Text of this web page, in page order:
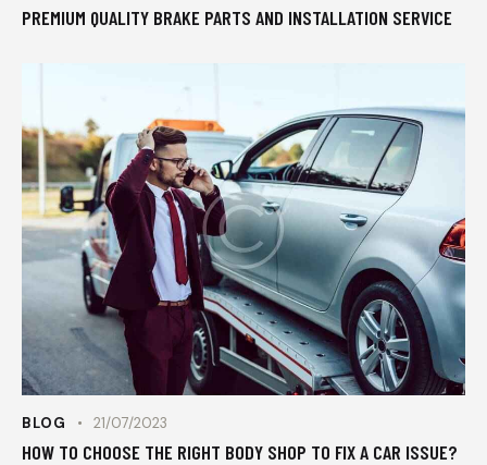
PREMIUM QUALITY BRAKE PARTS AND INSTALLATION SERVICE
BLOG 21/07/2023
HOW TO CHOOSE THE RIGHT BODY SHOP TO FIX A CAR ISSUE?